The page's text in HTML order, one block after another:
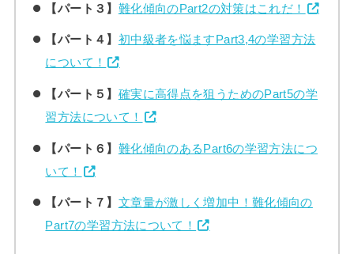
【パート３】 難化傾向のPart2の対策はこれだ！
【パート４】 初中級者を悩ますPart3,4の学習方法
について！
【パート５】 確実に高得点を狙うためのPart5の学
習方法について！
【パート６】 難化傾向のあるPart6の学習方法につ
いて！
【パート７】 文章量が激しく増加中！難化傾向の
Part7の学習方法について！